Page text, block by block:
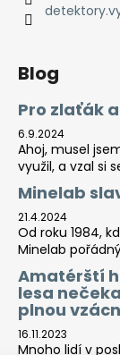
Blog
Pro zlaťák
6.9.2024
Ahoj, musel
využil, a vzal si
Minelab
21.4.2024
Od roku 1984,
Minelab
Amatérští
lesa
plnou
16.11.2023
Mnoho lidí v